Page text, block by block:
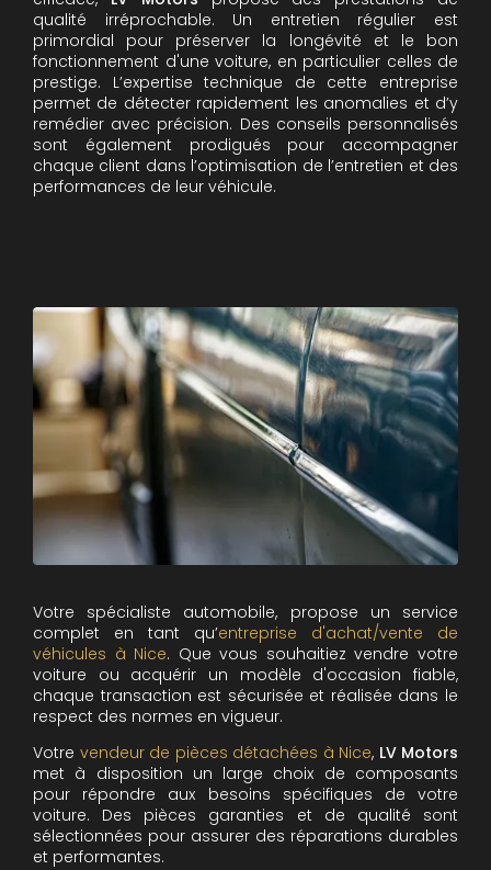
qualité irréprochable. Un entretien régulier est
primordial pour préserver la longévité et le bon
fonctionnement d'une voiture, en particulier celles de
prestige. L’expertise technique de cette entreprise
permet de détecter rapidement les anomalies et d’y
remédier avec précision. Des conseils personnalisés
sont également prodigués pour accompagner
chaque client dans l’optimisation de l’entretien et des
performances de leur véhicule.
Votre spécialiste automobile, propose un service
complet en tant qu’entreprise d'achat/vente de
véhicules à Nice. Que vous souhaitiez vendre votre
voiture ou acquérir un modèle d'occasion fiable,
chaque transaction est sécurisée et réalisée dans le
respect des normes en vigueur.
Votre vendeur de pièces détachées à Nice, LV Motors
met à disposition un large choix de composants
pour répondre aux besoins spécifiques de votre
voiture. Des pièces garanties et de qualité sont
sélectionnées pour assurer des réparations durables
et performantes.